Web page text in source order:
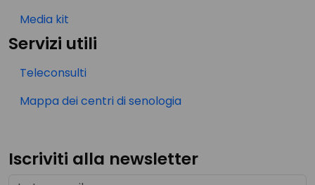
Media kit
Servizi utili
Teleconsulti
Mappa dei centri di senologia
Iscriviti alla newsletter